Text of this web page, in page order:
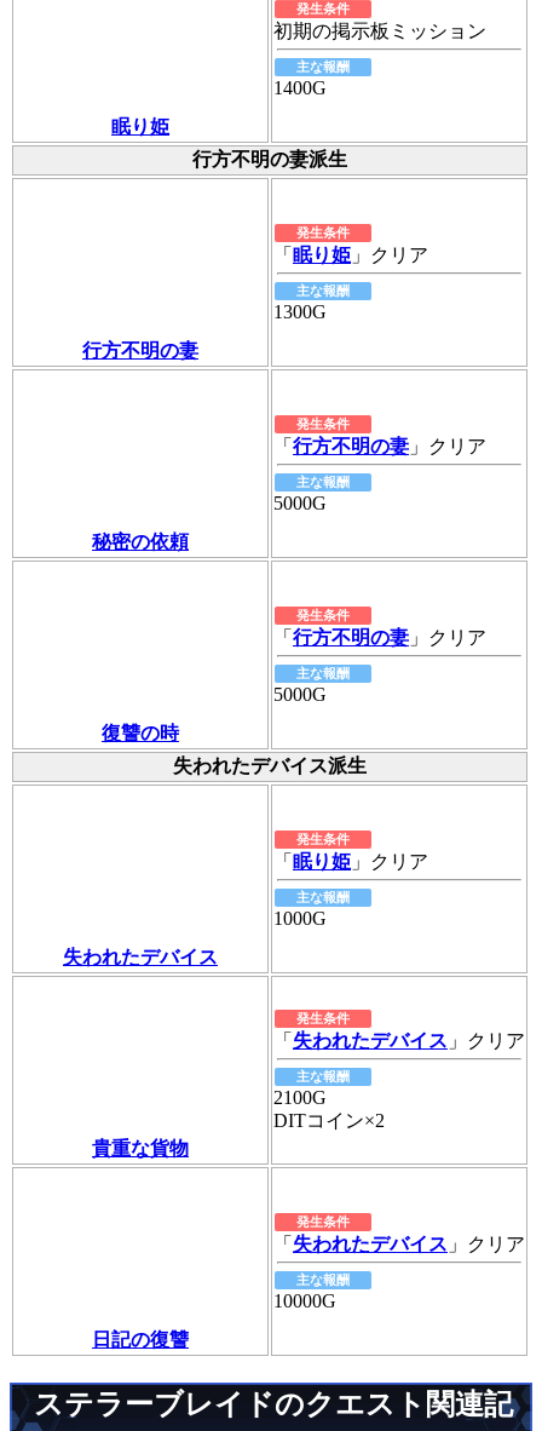
眠り姫
発生条件
初期の掲示板ミッション
主な報酬
1400G
行方不明の妻派生
行方不明の妻
発生条件
「 眠り姫 」クリア
主な報酬
1300G
秘密の依頼
発生条件
「 行方不明の妻 」クリア
主な報酬
5000G
復讐の時
発生条件
「 行方不明の妻 」クリア
主な報酬
5000G
失われたデバイス派生
失われたデバイス
発生条件
「 眠り姫 」クリア
主な報酬
1000G
貴重な貨物
発生条件
「 失われたデバイス 」クリア
主な報酬
2100G
DITコイン×2
日記の復讐
発生条件
「 失われたデバイス 」クリア
主な報酬
10000G
ステラーブレイドのクエスト関連記